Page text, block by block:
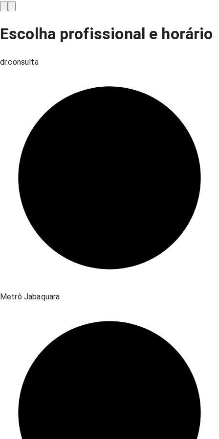
Escolha profissional e horário
dr.consulta
Metrô Jabaquara